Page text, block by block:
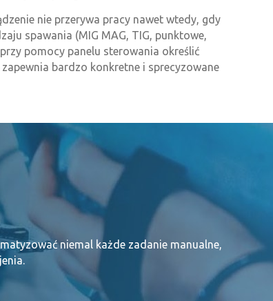
nie przerywa pracy nawet wtedy, gdy
spawania (MIG MAG, TIG, punktowe,
pomocy panelu sterowania określić
bardzo konkretne i sprecyzowane
niemal każde zadanie manualne,